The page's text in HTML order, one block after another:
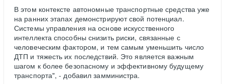
В этом контексте автономные транспортные средства уже
на ранних этапах демонстрируют свой потенциал.
Системы управления на основе искусственного
интеллекта способны снизить риски, связанные с
человеческим фактором, и тем самым уменьшить число
ДТП и тяжесть их последствий. Это является важным
шагом к более безопасному и эффективному будущему
транспорта", - добавил замминистра.